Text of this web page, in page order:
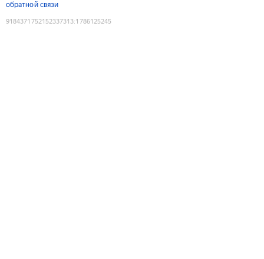
обратной связи
9184371752152337313:1786125245